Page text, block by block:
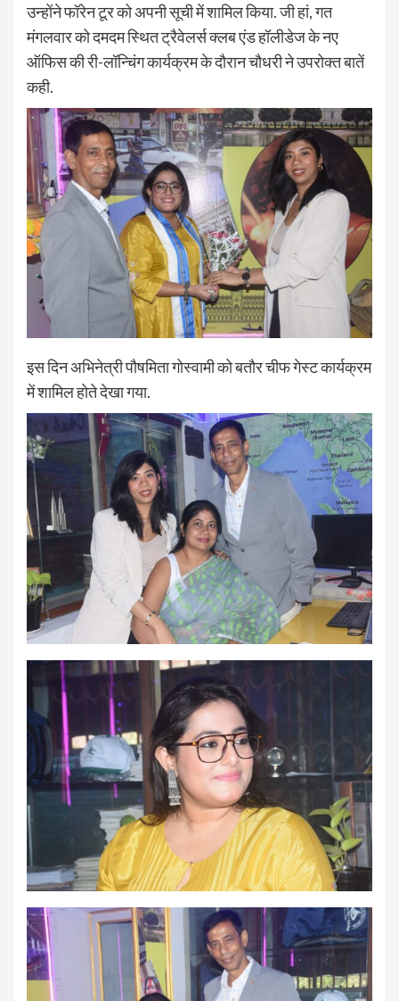
उन्होंने फॉरेन टूर को अपनी सूची में शामिल किया. जी हां, गत
मंगलवार को दमदम स्थित ट्रैवेलर्स क्लब एंड हॉलीडेज के नए
ऑफिस की री-लॉन्चिंग कार्यक्रम के दौरान चौधरी ने उपरोक्त बातें
कही.
इस दिन अभिनेत्री पौषमिता गोस्वामी को बतौर चीफ गेस्ट कार्यक्रम
में शामिल होते देखा गया.